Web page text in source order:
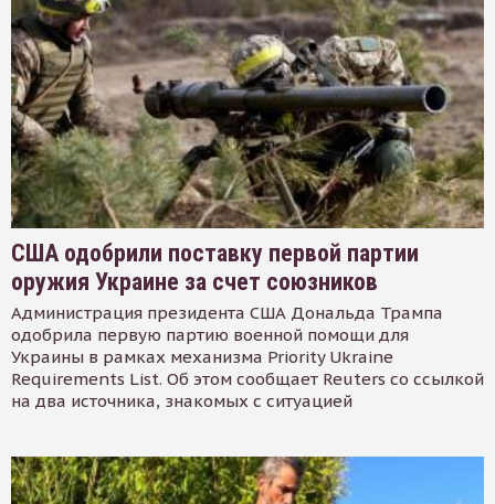
США одобрили поставку первой партии
оружия Украине за счет союзников
Администрация президента США Дональда Трампа
одобрила первую партию военной помощи для
Украины в рамках механизма Priority Ukraine
Requirements List. Об этом сообщает Reuters со ссылкой
на два источника, знакомых с ситуацией